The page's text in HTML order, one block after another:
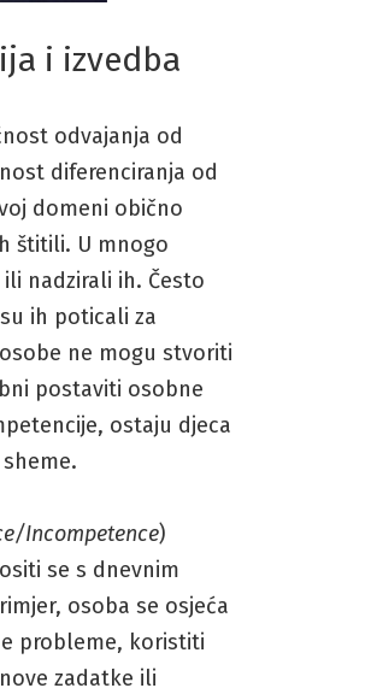
i izvedba
odvajanja od
diferenciranja od
domeni obično
štitili. U mnogo
nadzirali ih. Često
ih poticali za
ne mogu stvoriti
postaviti osobne
ostaju djeca
Incompetence)
se s dnevnim
osoba se osjeća
probleme, koristiti
zadatke ili